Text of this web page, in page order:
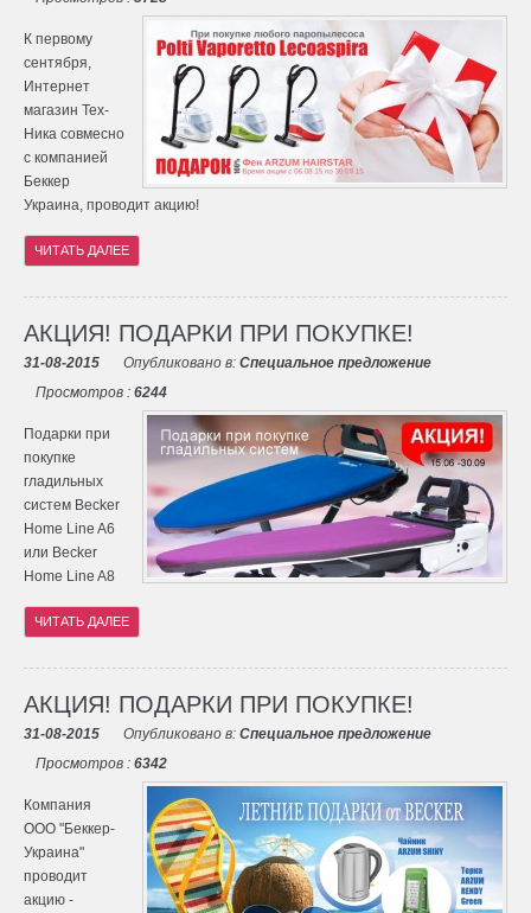
К первому
сентября,
Интернет
магазин Тех-
Ника совмесно
с компанией
Беккер
Украина, проводит акцию!
ЧИТАТЬ ДАЛЕЕ
АКЦИЯ! ПОДАРКИ ПРИ ПОКУПКЕ!
31-08-2015 Опубликовано в: Специальное предложение
Просмотров : 6244
Подарки при
покупке
гладильных
систем Becker
Home Line A6
или Becker
Home Line A8
ЧИТАТЬ ДАЛЕЕ
АКЦИЯ! ПОДАРКИ ПРИ ПОКУПКЕ!
31-08-2015 Опубликовано в: Специальное предложение
Просмотров : 6342
Компания
ООО "Беккер-
Украина"
проводит
акцию -